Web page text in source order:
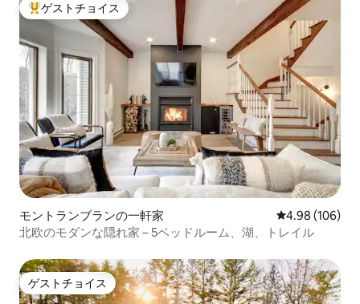
大好評のゲストチョイスです。
ゲストチョイス
モントランブランの一軒家 レビュー106
4.98 (106)
北欧のモダンな隠れ家 – 5ベッドルーム、湖、トレイル
ゲストチョイス
ゲストチョイス